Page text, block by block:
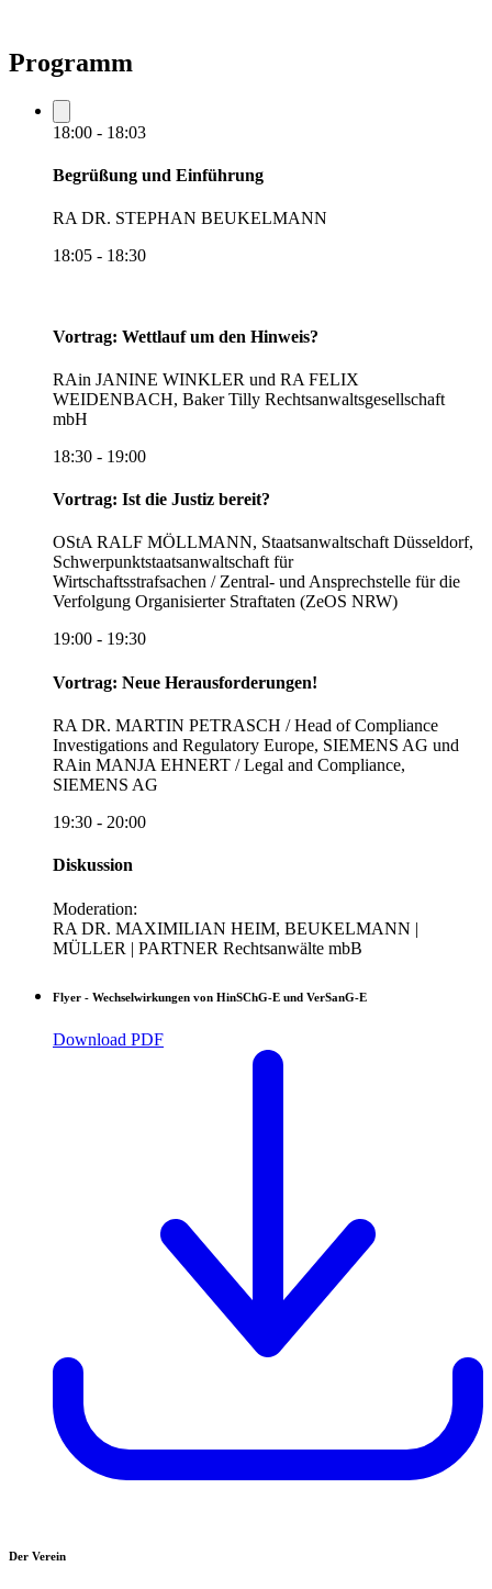
Programm
18:00 - 18:03
Begrüßung und Einführung
RA DR. STEPHAN BEUKELMANN
18:05 - 18:30
Vortrag: Wettlauf um den Hinweis?
RAin JANINE WINKLER und RA FELIX
WEIDENBACH, Baker Tilly Rechtsanwaltsgesellschaft
mbH
18:30 - 19:00
Vortrag: Ist die Justiz bereit?
OStA RALF MÖLLMANN, Staatsanwaltschaft Düsseldorf,
Schwerpunktstaatsanwaltschaft für
Wirtschaftsstrafsachen / Zentral- und Ansprechstelle für die
Verfolgung Organisierter Straftaten (ZeOS NRW)
19:00 - 19:30
Vortrag: Neue Herausforderungen!
RA DR. MARTIN PETRASCH / Head of Compliance
Investigations and Regulatory Europe, SIEMENS AG und
RAin MANJA EHNERT / Legal and Compliance,
SIEMENS AG
19:30 - 20:00
Diskussion
Moderation:
RA DR. MAXIMILIAN HEIM, BEUKELMANN |
MÜLLER | PARTNER Rechtsanwälte mbB
Flyer - Wechselwirkungen von HinSChG-E und VerSanG-E
Download PDF
Der Verein